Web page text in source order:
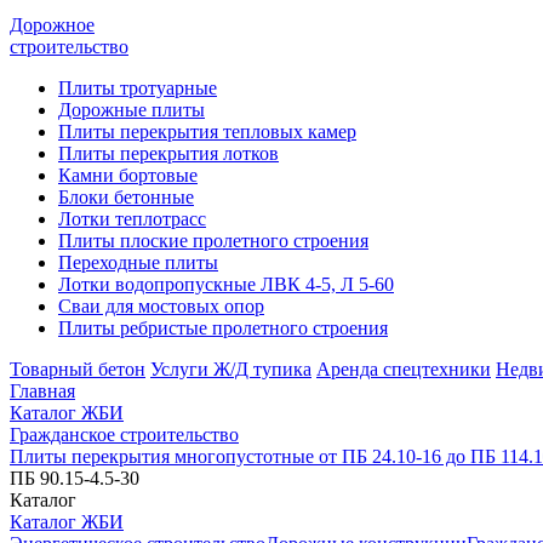
Дорожное
строительство
Плиты тротуарные
Дорожные плиты
Плиты перекрытия тепловых камер
Плиты перекрытия лотков
Камни бортовые
Блоки бетонные
Лотки теплотрасс
Плиты плоские пролетного строения
Переходные плиты
Лотки водопропускные ЛВК 4-5, Л 5-60
Сваи для мостовых опор
Плиты ребристые пролетного строения
Товарный бетон Услуги Ж/Д тупика Аренда спецтехники
Главная
Каталог ЖБИ
Гражданское строительство
Плиты перекрытия многопустотные от ПБ 24.10-16 до ПБ
ПБ 90.15-4.5-30
Каталог
Каталог ЖБИ